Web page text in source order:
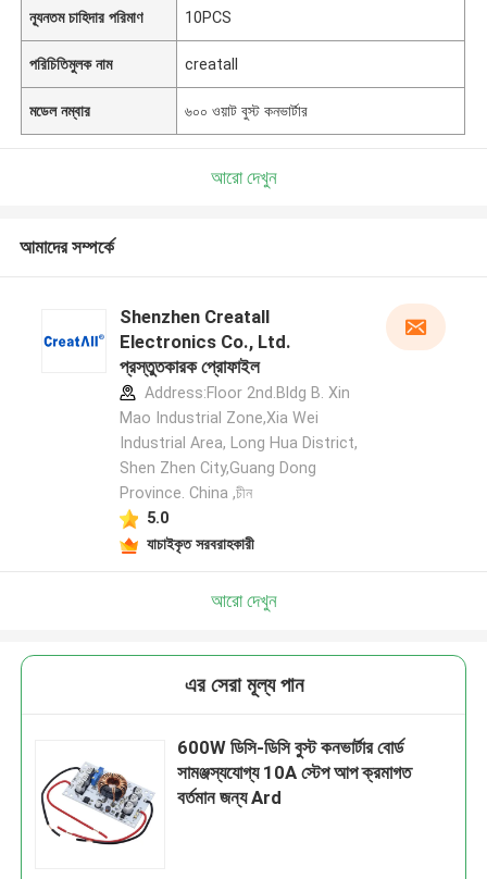
ন্যূনতম চাহিদার পরিমাণ 10PCS
পরিচিতিমুলক নাম creatall
মডেল নম্বার ৬০০ ওয়াট বুস্ট কনভার্টার
আরো দেখুন
আমাদের সম্পর্কে
Shenzhen Creatall
Electronics Co., Ltd.
প্রস্তুতকারক প্রোফাইল
Address:Floor 2nd.Bldg B. Xin
Mao Industrial Zone,Xia Wei
Industrial Area, Long Hua District,
Shen Zhen City,Guang Dong
Province. China ,চীন
5.0
যাচাইকৃত সরবরাহকারী
আরো দেখুন
এর সেরা মূল্য পান
600W ডিসি-ডিসি বুস্ট কনভার্টার বোর্ড
সামঞ্জস্যযোগ্য 10A স্টেপ আপ ক্রমাগত
বর্তমান জন্য Ard